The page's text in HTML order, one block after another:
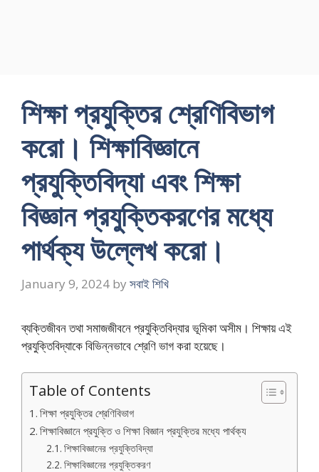
শিক্ষা প্রযুক্তির শ্রেণিবিভাগ
করাে। শিক্ষাবিজ্ঞানে
প্রযুক্তিবিদ্যা এবং শিক্ষা
বিজ্ঞান প্রযুক্তিকরণের মধ্যে
পার্থক্য উল্লেখ করাে।
January 9, 2024 by সবাই শিখি
ব্যক্তিজীবন তথা সমাজজীবনে প্রযুক্তিবিদ্যার ভূমিকা অসীম। শিক্ষায় এই
প্রযুক্তিবিদ্যাকে বিভিন্নভাবে শ্রেণি ভাগ করা হয়েছে।
Table of Contents
শিক্ষা প্রযুক্তির শ্রেণিবিভাগ
শিক্ষাবিজ্ঞানে প্রযুক্তি ও শিক্ষা বিজ্ঞান প্রযুক্তির মধ্যে পার্থক্য
শিক্ষাবিজ্ঞানের প্রযুক্তিবিদ্যা
শিক্ষাবিজ্ঞানের প্রযুক্তিকরণ